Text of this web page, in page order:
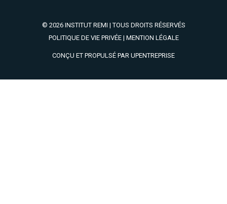
© 2026 INSTITUT REMI | TOUS DROITS RÉSERVÉS
POLITIQUE DE VIE PRIVÉE| MENTION LÉGALE
CONÇU ET PROPULSÉ PAR UPENTREPRISE